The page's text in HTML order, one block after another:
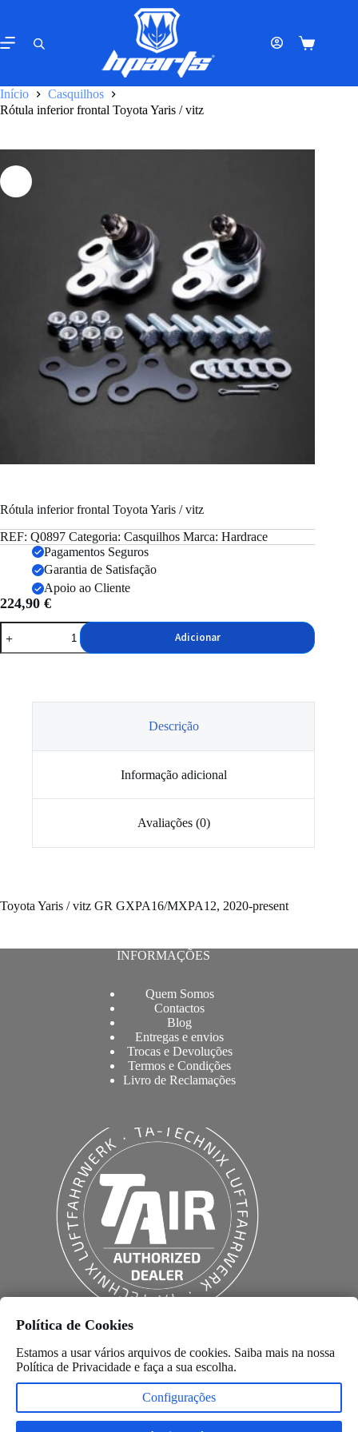
o
conteúdo
Carrinho
Início
Casquilhos
Rótula inferior frontal Toyota Yaris / vitz
Rótula inferior frontal Toyota Yaris / vitz
REF: Q0897 Categoria: Casquilhos Marca: Hardrace
Pagamentos Seguros
Garantia de Satisfação
Apoio ao Cliente
224,90 €
Quantidade
de
Rótula
Adicionar
Descrição
Informação adicional
Avaliações (0)
Toyota Yaris / vitz GR GXPA16/MXPA12, 2020-present
INFORMAÇÕES
Quem Somos
Contactos
Blog
Entregas e envios
Trocas e Devoluções
Termos e Condições
Livro de Reclamações
Política de Cookies
Estamos a usar vários arquivos de cookies. Saiba mais na nossa
Política de Privacidade e faça a sua escolha.
Configurações